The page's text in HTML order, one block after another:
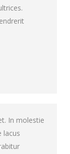
In molestie
lacus